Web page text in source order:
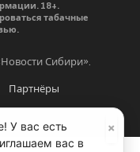
18+.
табачные
Сибири».
Партнёры
×
У вас есть
вас в